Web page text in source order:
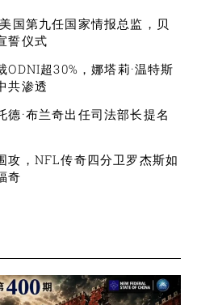
国第九任国家情报总监，贝
誓仪式
超30%，娜塔莉·温特斯
共渗透
·布兰奇出任司法部长提名
攻，NFL传奇四分卫罗杰斯如
奇